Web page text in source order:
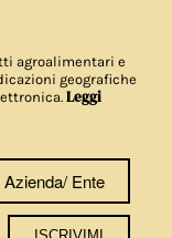
agroalimentari e
geografiche
Leggi